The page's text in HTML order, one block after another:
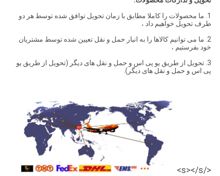
1. ما محصولات را کاملا مطابق با زمان تحویل توافق شده توسط هر دو
طرف تحویل خواهیم داد ،
2. ما می توانیم کالاها را به انبار حمل و نقل تعیین شده توسط مشتریان
خود بفرستیم ،
3. تحویل از طریق یو پی اس و حمل و نقل های دیگر (تحویل از طریق یو
پی اس و حمل و نقل های دیگر).
</s></s>